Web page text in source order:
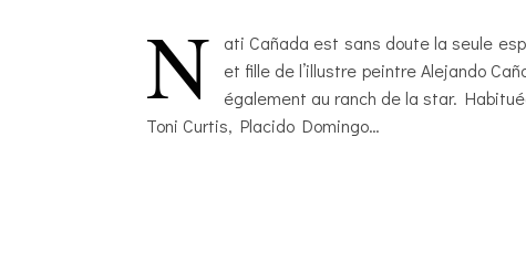
N
ati Cañada est sans doute la seule
et fille de l’illustre peintre Alejando
également au ranch de la star.
Toni Curtis, Placido Domingo…